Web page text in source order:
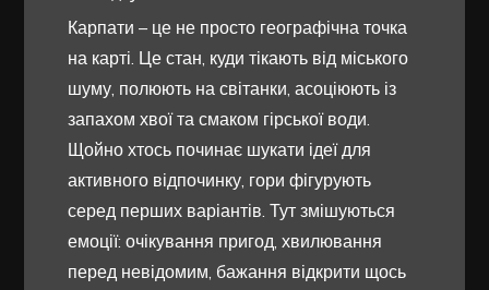
Карпати – це не просто географічна точка
на карті. Це стан, куди тікають від міського
шуму, полюють на світанки, асоціюють із
запахом хвої та смаком гірської води.
Щойно хтось починає шукати ідеї для
активного відпочинку, гори фігурують
серед перших варіантів. Тут змішуються
емоції: очікування пригод, хвилювання
перед невідомим, бажання відкрити щось